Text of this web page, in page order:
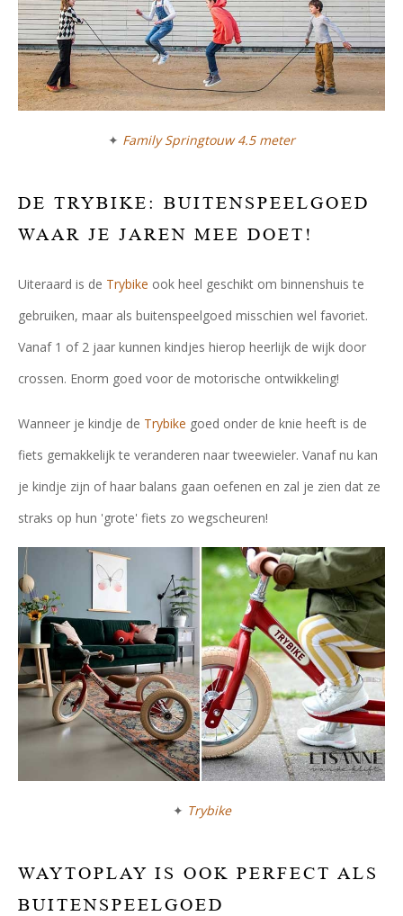
✦ Family Springtouw 4.5 meter
DE TRYBIKE: BUITENSPEELGOED
WAAR JE JAREN MEE DOET!
Uiteraard is de Trybike ook heel geschikt om binnenshuis te
gebruiken, maar als buitenspeelgoed misschien wel favoriet.
Vanaf 1 of 2 jaar kunnen kindjes hierop heerlijk de wijk door
crossen. Enorm goed voor de motorische ontwikkeling!
Wanneer je kindje de Trybike goed onder de knie heeft is de
fiets gemakkelijk te veranderen naar tweewieler. Vanaf nu kan
je kindje zijn of haar balans gaan oefenen en zal je zien dat ze
straks op hun 'grote' fiets zo wegscheuren!
✦ Trybike
WAYTOPLAY IS OOK PERFECT ALS
BUITENSPEELGOED